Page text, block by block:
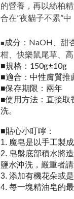
的營養，再以絲柏
合在”夜貓子不累”
■成分：NaOH、甜
柑、快樂鼠尾草、
■規格：150g±10g
■適合： 中性膚質推
■保存期限：兩年
■使用方法：直接取
洗。
■貼心小叮嚀：
1. 魔皂是以手工製
2. 皂盤底部積水將
鹽水沖洗，嚴重者
3. 添加有機花朵或
4. 每一塊精油皂的